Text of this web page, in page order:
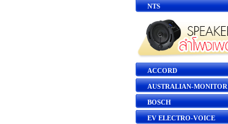
NTS
ACCORD
AUSTRALIAN-MONITOR
BOSCH
EV ELECTRO-VOICE